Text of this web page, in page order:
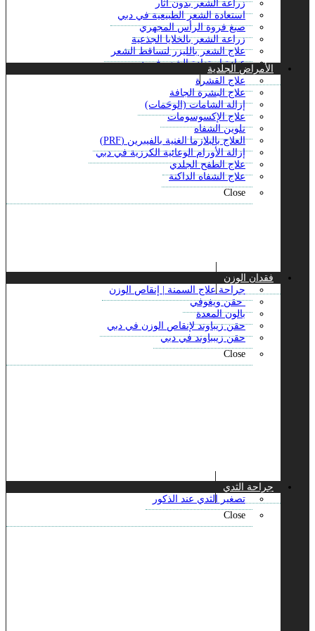
علاج ندبات حب الشباب بالليزر
علاجات مكافحة الشيخوخة
علاج حب الشباب
علاج ديرمابين
علاج فرط التعرق
علاج الترددات الراديوية
Close
زراعة الشعر بدون آثار
استعادة الشعر الطبيعية في دبي
صبغ فروة الرأس المجهري
زراعة الشعر بالخلايا الجذعية
علاج الشعر بالليزر لتساقط الشعر
عيادة استعادة الشعر في دبي
علاج الصلع للذكور
زراعة شعر الجسم
العلاج الطبيعي لخط الشعر
الخط الأمامي لتصفيف الشعر
زراعة شعر السوالف
علاج تساقط الشعر ACell PRP
زراعة الشعر بالاقتطاف
زراعة الشعر بالشريحة
زراعة الشعر المباشر
علاج جي اف سي للشعر في دبي
زراعة الشعر بالمنظار
علاج الثعلبة البقعية
Close
الأمراض الجلدية
علاج القشرة
علاج البشرة الجافة
إزالة الشامات (الوحَمات)
علاج الإكسوسومات
تلوين الشفاه
العلاج بالبلازما الغنية بالفيبرين (PRF)
إزالة الأورام الوعائية الكرزية في دبي
علاج الطفح الجلدي
علاج الشفاه الداكنة
Close
فقدان الوزن
جراحة علاج السمنة | إنقاص الوزن
حقن ويغوفي
بالون المعدة
حقن زيباوند لإنقاص الوزن في دبي
حقن زيبباوند في دبي
Close
جراحة الثدي
تصغير الثدي عند الذكور
Close